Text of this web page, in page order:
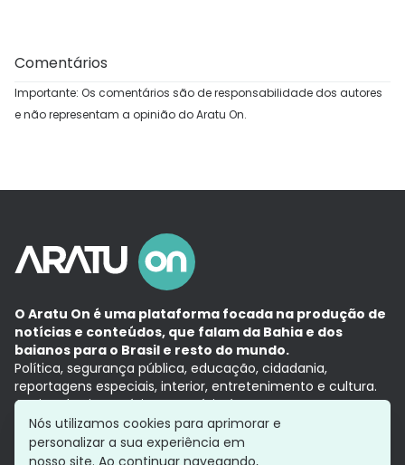
Comentários
Importante: Os comentários são de responsabilidade dos autores
e não representam a opinião do Aratu On.
O Aratu On é uma plataforma focada na produção de
notícias e conteúdos, que falam da Bahia e dos
baianos para o Brasil e resto do mundo.
Política, segurança pública, educação, cidadania,
reportagens especiais, interior, entretenimento e cultura.
Aqui, tudo vira notícia e a notícia é no tempo presente,
com a credibilidade do Grupo Aratu.
Grupo Aratu
Política de privacidade
Nós utilizamos cookies para aprimorar e
personalizar a sua experiência em
nosso site. Ao continuar navegando,